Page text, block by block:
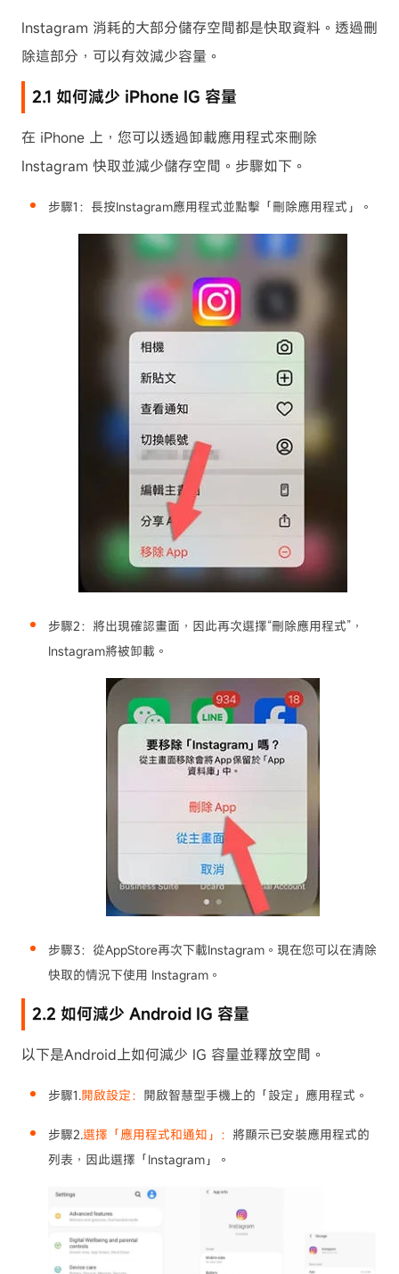
Instagram 消耗的大部分儲存空間都是快取資料。透過刪
除這部分，可以有效減少容量。
2.1 如何減少 iPhone IG 容量
在 iPhone 上，您可以透過卸載應用程式來刪除
Instagram 快取並減少儲存空間。步驟如下。
步驟1： 長按Instagram應用程式並點擊「刪除應用程式」。
步驟2： 將出現確認畫面，因此再次選擇“刪除應用程式”，
Instagram將被卸載。
步驟3： 從AppStore再次下載Instagram。現在您可以在清除
快取的情況下使用 Instagram。
2.2 如何減少 Android IG 容量
以下是Android上如何減少 IG 容量並釋放空間。
步驟1.開啟設定： 開啟智慧型手機上的「設定」應用程式。
步驟2.選擇「應用程式和通知」： 將顯示已安裝應用程式的
列表，因此選擇「Instagram」。